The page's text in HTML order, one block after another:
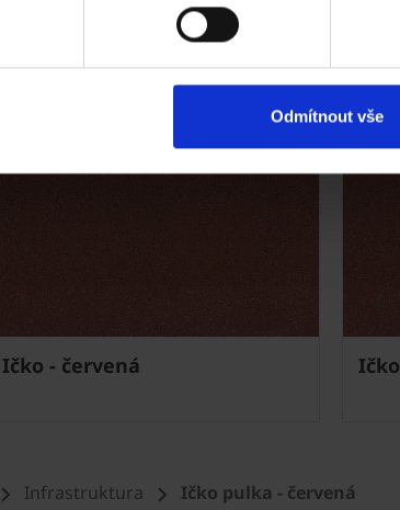
Odmítnout vše
Ičko - červená
Infrastruktura Ičko pulka - červená